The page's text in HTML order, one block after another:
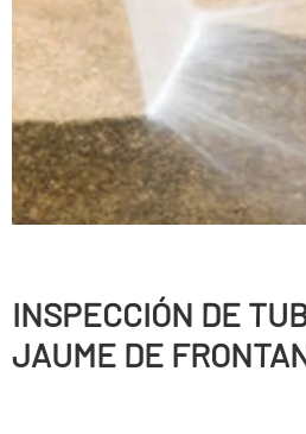
INSPECCIÓN DE
JAUME DE